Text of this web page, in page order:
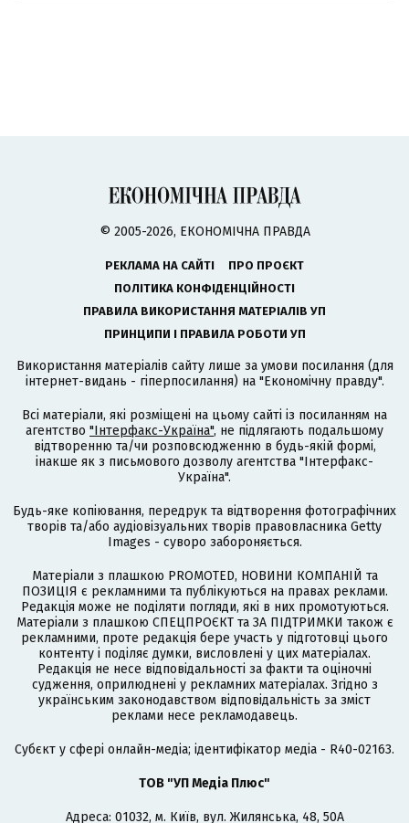
© 2005-2026, ЕКОНОМІЧНА ПРАВДА
РЕКЛАМА НА САЙТІ
ПРО ПРОЄКТ
ПОЛІТИКА КОНФІДЕНЦІЙНОСТІ
ПРАВИЛА ВИКОРИСТАННЯ МАТЕРІАЛІВ УП
ПРИНЦИПИ І ПРАВИЛА РОБОТИ УП
Використання матеріалів сайту лише за умови посилання (для
інтернет-видань - гіперпосилання) на "Економічну правду".
Всі матеріали, які розміщені на цьому сайті із посиланням на
агентство "Інтерфакс-Україна", не підлягають подальшому
відтворенню та/чи розповсюдженню в будь-якій формі,
інакше як з письмового дозволу агентства "Інтерфакс-
Україна".
Будь-яке копіювання, передрук та відтворення фотографічних
творів та/або аудіовізуальних творів правовласника Getty
Images - суворо забороняється.
Матеріали з плашкою PROMOTED, НОВИНИ КОМПАНІЙ та
ПОЗИЦІЯ є рекламними та публікуються на правах реклами.
Редакція може не поділяти погляди, які в них промотуються.
Матеріали з плашкою СПЕЦПРОЄКТ та ЗА ПІДТРИМКИ також є
рекламними, проте редакція бере участь у підготовці цього
контенту і поділяє думки, висловлені у цих матеріалах.
Редакція не несе відповідальності за факти та оціночні
судження, оприлюднені у рекламних матеріалах. Згідно з
українським законодавством відповідальність за зміст
реклами несе рекламодавець.
Cубєкт у сфері онлайн-медіа; ідентифікатор медіа - R40-02163.
ТОВ "УП Медіа Плюс"
Адреса: 01032, м. Київ, вул. Жилянська, 48, 50А